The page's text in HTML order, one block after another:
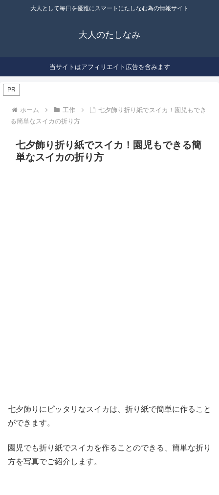
大人として毎日を優雅にスマートにたしなむ為の情報サイト
大人のたしなみ
当サイトはアフィリエイト広告を含みます
PR
ホーム 工作
七夕飾り折り紙でスイカ！園児もでき
る簡単なスイカの折り方
七夕飾り折り紙でスイカ！園児もできる簡
単なスイカの折り方
七夕飾りにピッタリなスイカは、折り紙で簡単に作ること
ができます。
園児でも折り紙でスイカを作ることのできる、簡単な折り
方を写真でご紹介します。